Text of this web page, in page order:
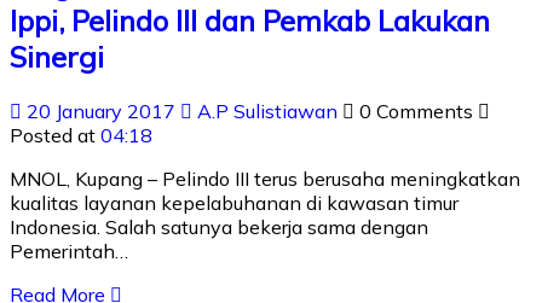
Ippi, Pelindo III dan Pemkab Lakukan
Sinergi
20 January 2017 A.P Sulistiawan
0 Comments
Posted at 04:18
MNOL, Kupang – Pelindo III terus berusaha meningkatkan
kualitas layanan kepelabuhanan di kawasan timur
Indonesia. Salah satunya bekerja sama dengan
Pemerintah…
Read More